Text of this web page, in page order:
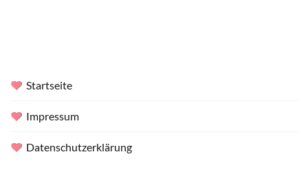
Startseite
Impressum
Datenschutzerklärung